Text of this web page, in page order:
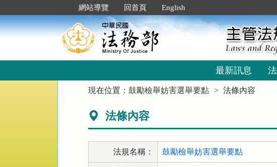
到
主
要
網站導覽 回首頁 English
最新訊息
現在位置：鼓勵檢舉妨害選舉要點 法條內容
法條內容
法規名稱： 鼓勵檢舉妨害選舉要點